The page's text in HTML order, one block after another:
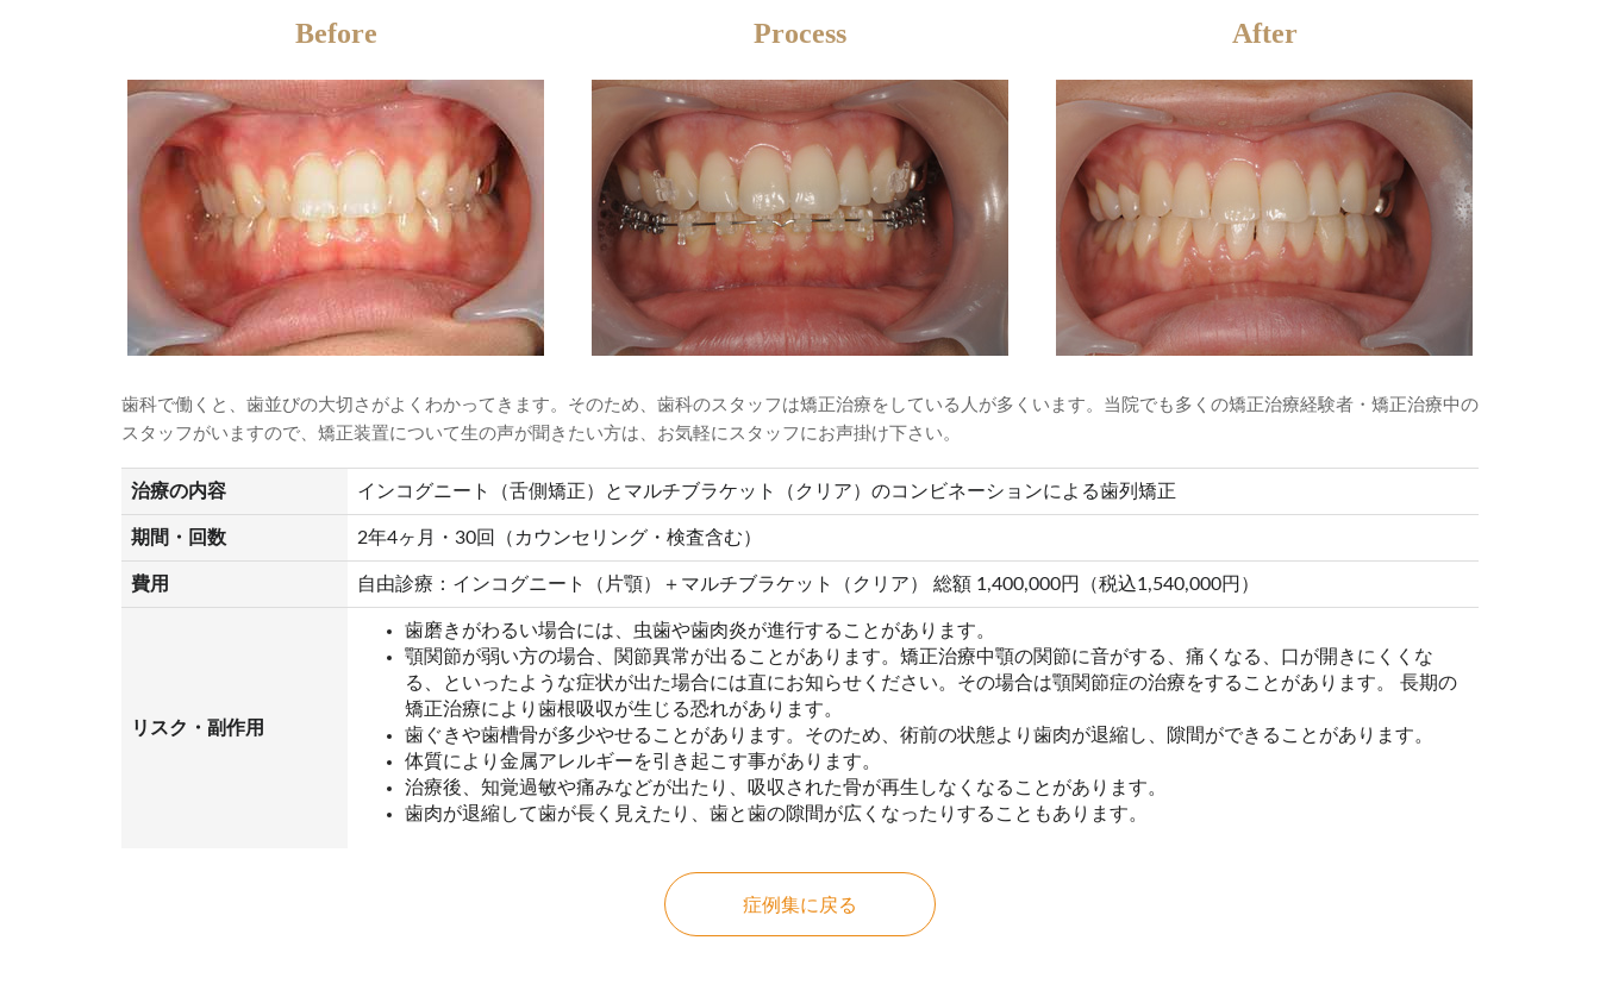
Before Process After
歯科で働くと、歯並びの大切さがよくわかってきます。そのため、歯科のスタッフは矯正治療をしている人が多くいます。当院でも多くの矯正治療経験者・矯正治療中の
スタッフがいますので、矯正装置について生の声が聞きたい方は、お気軽にスタッフにお声掛け下さい。
治療の内容 インコグニート（舌側矯正）とマルチブラケット（クリア）のコンビネーションによる歯列矯正
期間・回数 2年4ヶ月・30回（カウンセリング・検査含む）
費用 自由診療：インコグニート（片顎）＋マルチブラケット（クリア） 総額 1,400,000円（税込1,540,000円）
リスク・副作用
歯磨きがわるい場合には、虫歯や歯肉炎が進行することがあります。
顎関節が弱い方の場合、関節異常が出ることがあります。矯正治療中顎の関節に音がする、痛くなる、口が開きにくくな
る、といったような症状が出た場合には直にお知らせください。その場合は顎関節症の治療をすることがあります。 長期の
矯正治療により歯根吸収が生じる恐れがあります。
歯ぐきや歯槽骨が多少やせることがあります。そのため、術前の状態より歯肉が退縮し、隙間ができることがあります。
体質により金属アレルギーを引き起こす事があります。
治療後、知覚過敏や痛みなどが出たり、吸収された骨が再生しなくなることがあります。
歯肉が退縮して歯が長く見えたり、歯と歯の隙間が広くなったりすることもあります。
症例集に戻る